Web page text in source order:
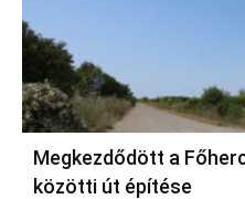
Megkezdődött a
közötti út építése